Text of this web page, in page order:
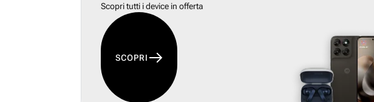
Scopri tutti i device in offerta
SCOPRI